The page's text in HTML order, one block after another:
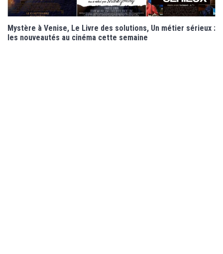
Mystère à Venise, Le Livre des solutions, Un métier sérieux :
les nouveautés au cinéma cette semaine